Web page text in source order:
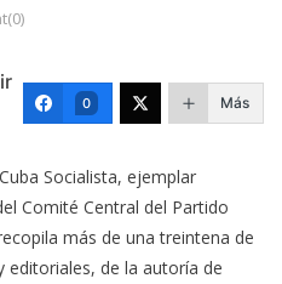
0 Más
Socialista, ejemplar
Comité Central del Partido
más de una treintena de
editoriales, de la autoría de